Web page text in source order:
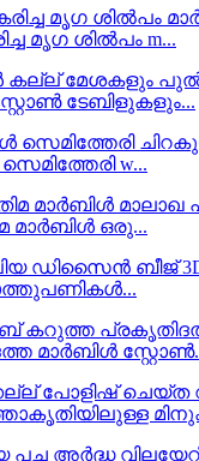
മൃഗ ശിൽപം m...
ടേബിളുകളും...
w...
മാർബിൾ ഒരു...
മാർബിൾ